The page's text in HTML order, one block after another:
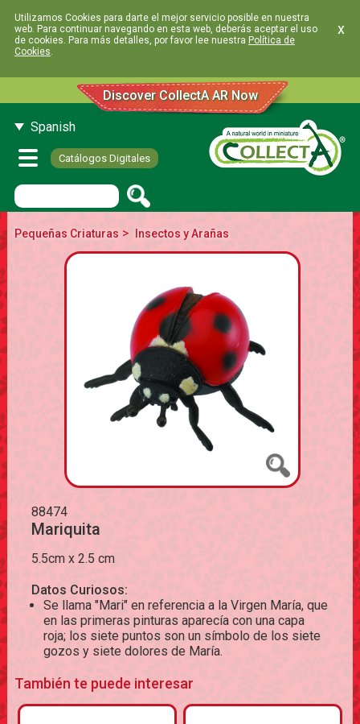
Utilizamos Cookies para darte el mejor servicio posible en nuestra
web. Para continuar navegando en esta web, deberás aceptar el uso
de cookies. Para más detalles, por favor lee nuestra Política de
Cookies.
x
Discover CollectA AR Now
Spanish
Catálogos Digitales
Pequeñas Criaturas > Insectos y Arañas
88474
Mariquita
5.5cm x 2.5 cm
Datos Curiosos:
Se llama "Mari" en referencia a la Virgen María, que
en las primeras pinturas aparecía con una capa
roja; los siete puntos son un símbolo de los siete
gozos y siete dolores de María.
También te puede interesar